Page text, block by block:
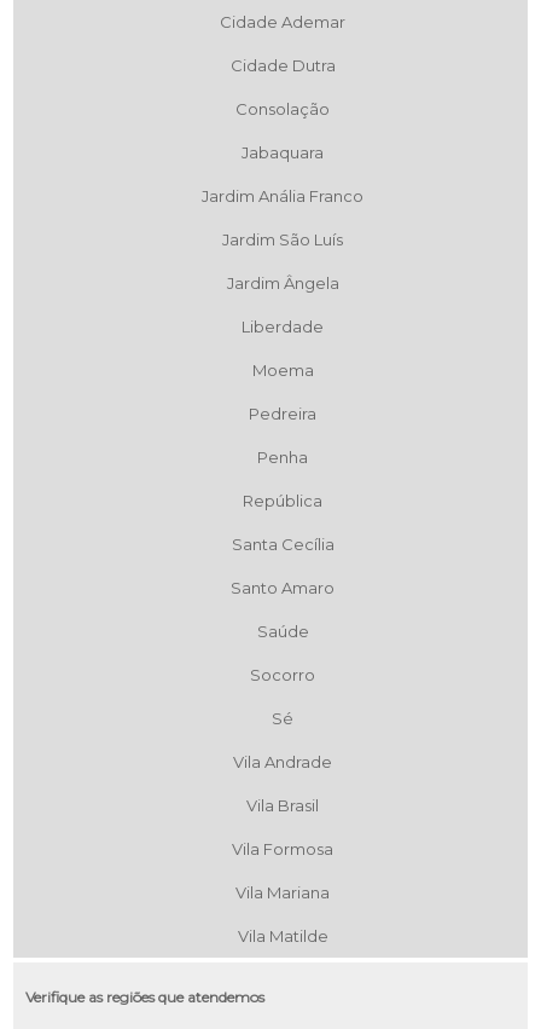
Cidade Ademar
Cidade Dutra
Consolação
Jabaquara
Jardim Anália Franco
Jardim São Luís
Jardim Ângela
Liberdade
Moema
Pedreira
Penha
República
Santa Cecília
Santo Amaro
Saúde
Socorro
Sé
Vila Andrade
Vila Brasil
Vila Formosa
Vila Mariana
Vila Matilde
Verifique as regiões que atendemos